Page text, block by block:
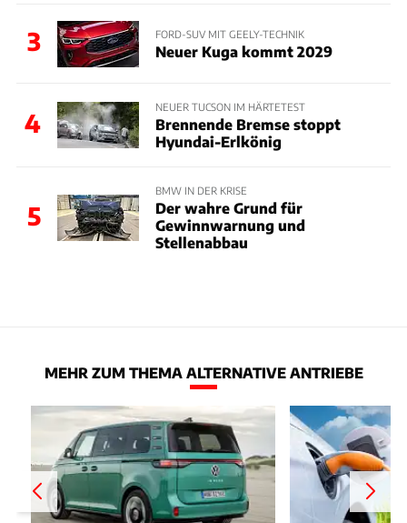
3 FORD-SUV MIT GEELY-TECHNIK
Neuer Kuga kommt 2029
4
NEUER TUCSON IM HÄRTETEST
Brennende Bremse stoppt
Hyundai-Erlkönig
5
BMW IN DER KRISE
Der wahre Grund für
Gewinnwarnung und
Stellenabbau
MEHR ZUM THEMA ALTERNATIVE ANTRIEBE